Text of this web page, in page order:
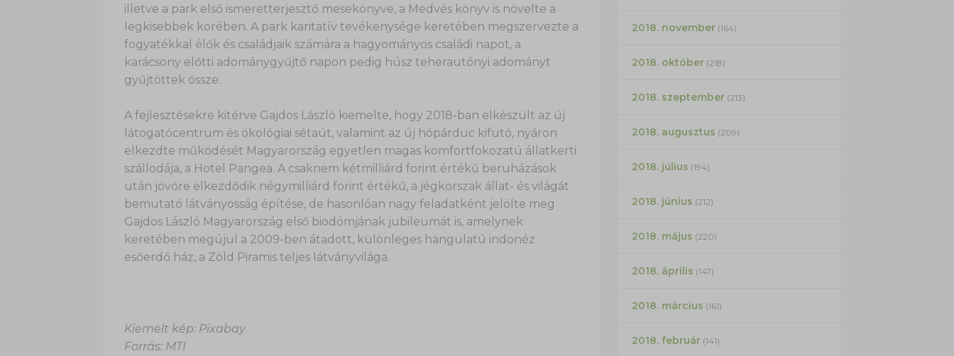
illetve a park első ismeretterjesztő mesekönyve, a Medvés könyv is növelte a
legkisebbek körében. A park karitatív tevékenysége keretében megszervezte a
fogyatékkal élők és családjaik számára a hagyományos családi napot, a
karácsony előtti adománygyűjtő napon pedig húsz teherautónyi adományt
gyűjtöttek össze.
A fejlesztésekre kitérve Gajdos László kiemelte, hogy 2018-ban elkészült az új
látogatócentrum és ökológiai sétaút, valamint az új hópárduc kifutó, nyáron
elkezdte működését Magyarország egyetlen magas komfortfokozatú állatkerti
szállodája, a Hotel Pangea. A csaknem kétmilliárd forint értékű beruházások
után jövőre elkezdődik négymilliárd forint értékű, a jégkorszak állat- és világát
bemutató látványosság építése, de hasonlóan nagy feladatként jelölte meg
Gajdos László Magyarország első biodómjának jubileumát is, amelynek
keretében megújul a 2009-ben átadott, különleges hangulatú indonéz
esőerdő ház, a Zöld Piramis teljes látványvilága.
Kiemelt kép: Pixabay
Forrás: MTI
2018. november(164)
2018. október(218)
2018. szeptember(213)
2018. augusztus (209)
2018. július (194)
2018. június (212)
2018. május (220)
2018. április (147)
2018. március (161)
2018. február(141)